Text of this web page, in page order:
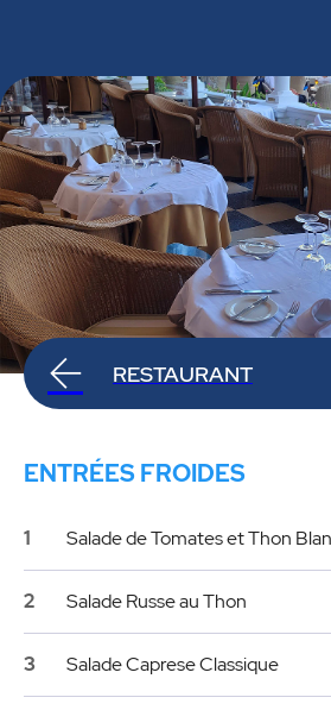
RESTAURANT
ENTRÉES FROIDES
1 Salade de Tomates et Thon
2 Salade Russe au Thon
3 Salade Caprese Classique